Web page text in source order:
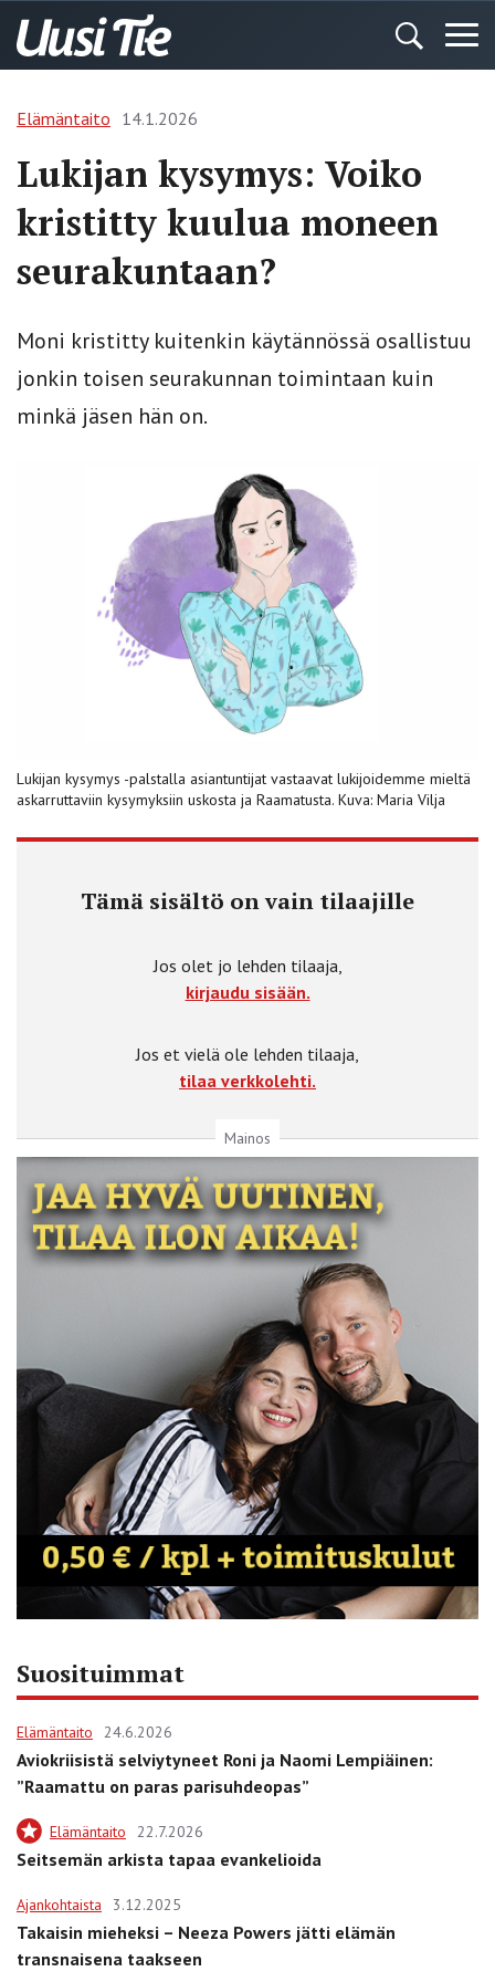
Elämäntaito 14.1.2026
Lukijan kysymys: Voiko
kristitty kuulua moneen
seurakuntaan?
Moni kristitty kuitenkin käytännössä osallistuu
jonkin toisen seurakunnan toimintaan kuin
minkä jäsen hän on.
Lukijan kysymys -palstalla asiantuntijat vastaavat lukijoidemme mieltä
askarruttaviin kysymyksiin uskosta ja Raamatusta. Kuva: Maria Vilja
Tämä sisältö on vain tilaajille
Jos olet jo lehden tilaaja,
kirjaudu sisään.
Jos et vielä ole lehden tilaaja,
tilaa verkkolehti.
Mainos
Suosituimmat
Elämäntaito 24.6.2026
Aviokriisistä selviytyneet Roni ja Naomi Lempiäinen:
”Raamattu on paras parisuhdeopas”
Elämäntaito 22.7.2026
Seitsemän arkista tapaa evankelioida
Ajankohtaista 3.12.2025
Takaisin mieheksi – Neeza Powers jätti elämän
transnaisena taakseen